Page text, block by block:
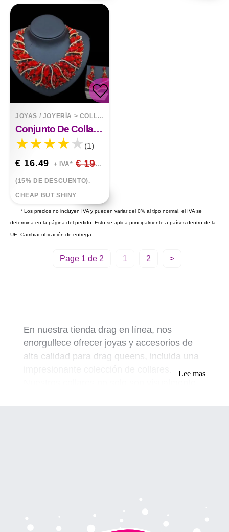
JOYAS / JOYERÍA > COLLARES
Conjunto De Collar Y Pendientes Ribbon Of Lux
(1)
€ 16.49 + IVA* € 19.40
(15% DE DESCUENTO).
CHEAP BUT SHINY
* Los precios no incluyen IVA y pueden variar del 0% al tipo normal, el IVA se
determina en la página del pedido. Esto se aplica principalmente a países dentro de la
UE. Cambiar ubicación de entrega
Page 1 de 2 1 2 >
En nuestra tienda drag en línea, nos
enorgullece ofrecer joyas y accesorios de
alta calidad para drag queens, incluida una
Lee mas